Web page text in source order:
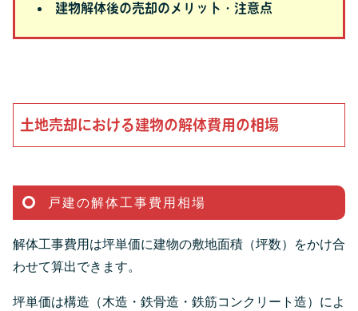
建物解体後の売却のメリット・注意点
土地売却における建物の解体費用の相場
戸建の解体工事費用相場
解体工事費用は坪単価に建物の敷地面積（坪数）をかけ合
わせて算出できます。
坪単価は構造（木造・鉄骨造・鉄筋コンクリート造）によ